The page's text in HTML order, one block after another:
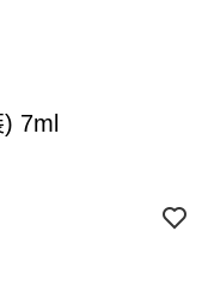
7ml